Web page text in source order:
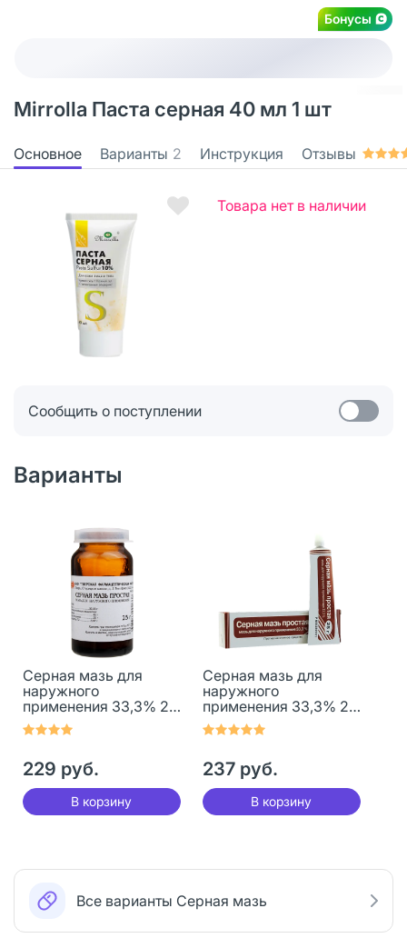
Бонусы
Mirrolla Паста серная 40 мл 1 шт
Основное Варианты 2 Инструкция Отзывы
Товара нет в наличии
Сообщить о поступлении
Варианты
Серная мазь для
наружного
применения 33,3% 25
г 1 шт
229 руб.
В корзину
Серная мазь для
наружного
применения 33,3% 25
г 1 шт
237 руб.
В корзину
Все варианты Серная мазь